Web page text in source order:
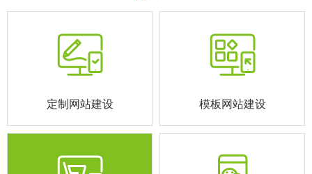
定制网站建设 模板网站建设